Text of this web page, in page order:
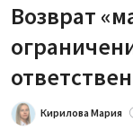
Новости
Статьи
Авторы
Возврат
Кирилова Мария